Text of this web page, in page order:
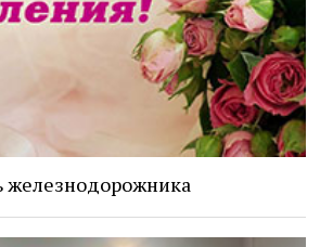
железнодорожника